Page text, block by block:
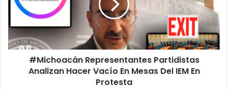
Hacer
Vacío
En
Mesas
Del
#Michoacán Representantes Partidistas
Analizan Hacer Vacío En Mesas Del IEM En
Protesta